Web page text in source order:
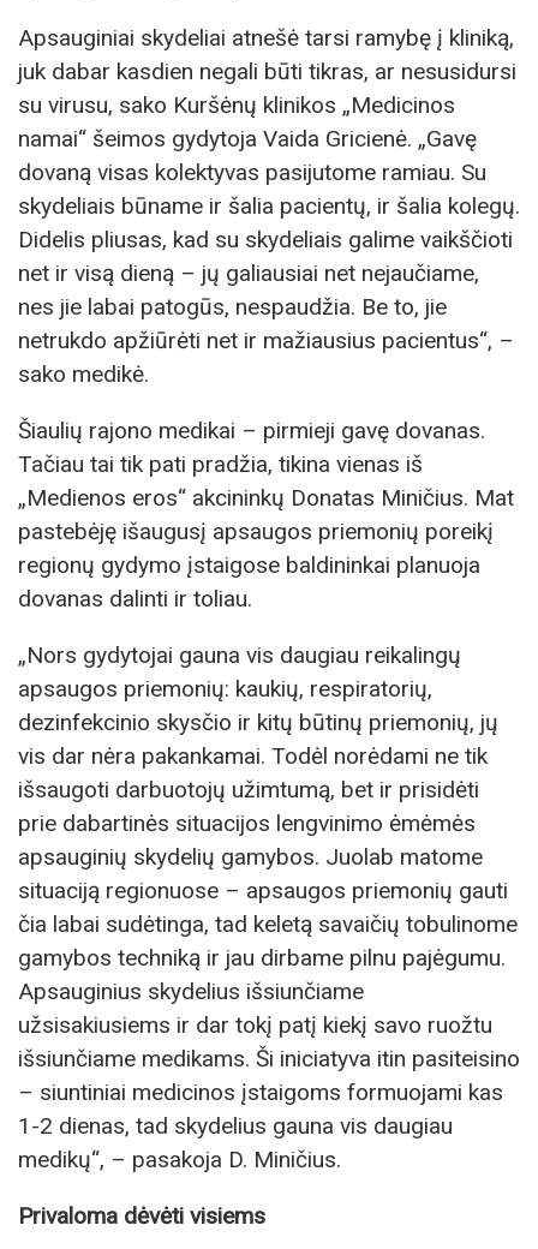
Apsauginiai skydeliai atnešė tarsi ramybę į kliniką,
juk dabar kasdien negali būti tikras, ar nesusidursi
su virusu, sako Kuršėnų klinikos „Medicinos
namai“ šeimos gydytoja Vaida Gricienė. „Gavę
dovaną visas kolektyvas pasijutome ramiau. Su
skydeliais būname ir šalia pacientų, ir šalia kolegų.
Didelis pliusas, kad su skydeliais galime vaikščioti
net ir visą dieną – jų galiausiai net nejaučiame,
nes jie labai patogūs, nespaudžia. Be to, jie
netrukdo apžiūrėti net ir mažiausius pacientus“, –
sako medikė.
Šiaulių rajono medikai – pirmieji gavę dovanas.
Tačiau tai tik pati pradžia, tikina vienas iš
„Medienos eros“ akcininkų Donatas Miničius. Mat
pastebėję išaugusį apsaugos priemonių poreikį
regionų gydymo įstaigose baldininkai planuoja
dovanas dalinti ir toliau.
„Nors gydytojai gauna vis daugiau reikalingų
apsaugos priemonių: kaukių, respiratorių,
dezinfekcinio skysčio ir kitų būtinų priemonių, jų
vis dar nėra pakankamai. Todėl norėdami ne tik
išsaugoti darbuotojų užimtumą, bet ir prisidėti
prie dabartinės situacijos lengvinimo ėmėmės
apsauginių skydelių gamybos. Juolab matome
situaciją regionuose – apsaugos priemonių gauti
čia labai sudėtinga, tad keletą savaičių tobulinome
gamybos techniką ir jau dirbame pilnu pajėgumu.
Apsauginius skydelius išsiunčiame
užsisakiusiems ir dar tokį patį kiekį savo ruožtu
išsiunčiame medikams. Ši iniciatyva itin pasiteisino
– siuntiniai medicinos įstaigoms formuojami kas
1-2 dienas, tad skydelius gauna vis daugiau
medikų“, – pasakoja D. Miničius.
Privaloma dėvėti visiems